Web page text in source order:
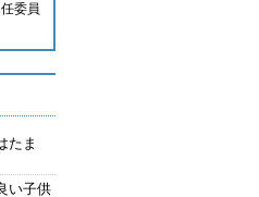
委員
たま
い子供